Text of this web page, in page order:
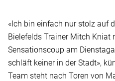
«Ich bin einfach nur stolz auf
Bielefelds Trainer Mitch Kniat
Sensationscoup am
schläft keiner in der Stadt»,
Team steht nach Toren von